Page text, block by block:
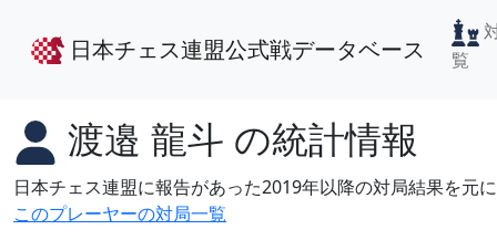
日本チェス連盟公式戦データベース
覧
渡邉 龍斗 の統計情報
日本チェス連盟に報告があった2019年以降の対局結果を元
このプレーヤーの対局一覧